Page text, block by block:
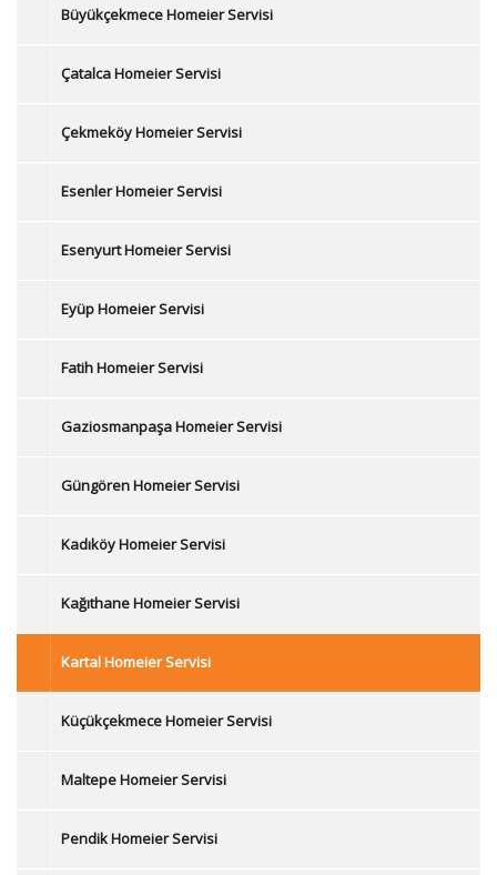
Büyükçekmece Homeier Servisi
Çatalca Homeier Servisi
Çekmeköy Homeier Servisi
Esenler Homeier Servisi
Esenyurt Homeier Servisi
Eyüp Homeier Servisi
Fatih Homeier Servisi
Gaziosmanpaşa Homeier Servisi
Güngören Homeier Servisi
Kadıköy Homeier Servisi
Kağıthane Homeier Servisi
Kartal Homeier Servisi
Küçükçekmece Homeier Servisi
Maltepe Homeier Servisi
Pendik Homeier Servisi